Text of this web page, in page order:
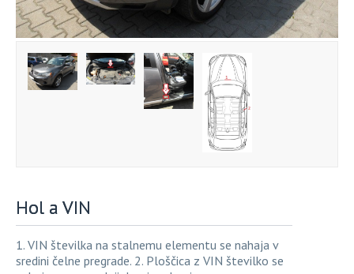
Hol a VIN
1. VIN številka na stalnemu elementu se nahaja v
sredini čelne pregrade. 2. Ploščica z VIN številko se